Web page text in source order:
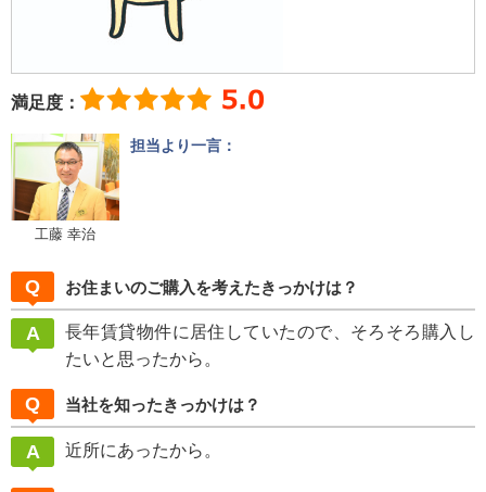
満足度：
工藤 幸治
担当より一言：
お住まいのご購入を考えたきっかけは？
長年賃貸物件に居住していたので、そろそろ購入し
たいと思ったから。
当社を知ったきっかけは？
近所にあったから。